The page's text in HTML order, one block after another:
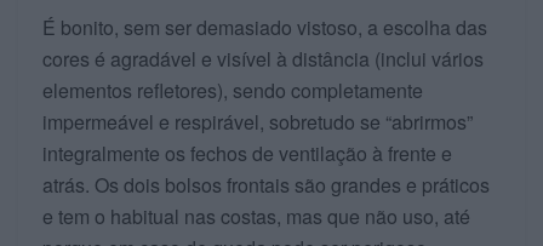
É bonito, sem ser demasiado vistoso, a escolha das
cores é agradável e visível à distância (inclui vários
elementos refletores), sendo completamente
impermeável e respirável, sobretudo se “abrirmos”
integralmente os fechos de ventilação à frente e
atrás. Os dois bolsos frontais são grandes e práticos
e tem o habitual nas costas, mas que não uso, até